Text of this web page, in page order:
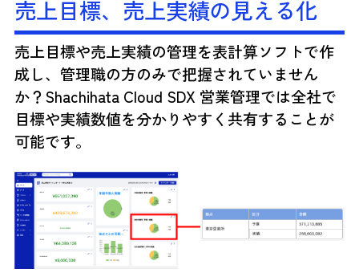
売上目標、売上実績の見える化
売上目標や売上実績の管理を表計算ソフトで作
成し、管理職の方のみで把握されていません
か？Shachihata Cloud SDX 営業管理では全社で
目標や実績数値を分かりやすく共有することが
可能です。